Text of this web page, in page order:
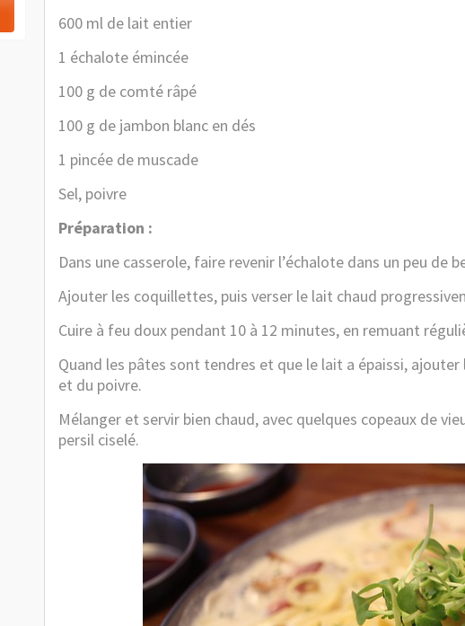
600 ml de lait entier
1 échalote émincée
100 g de comté râpé
100 g de jambon blanc en dés
1 pincée de muscade
Sel, poivre
Préparation :
Dans une casserole, faire revenir l’échalote dans un peu de
Ajouter les coquillettes, puis verser le lait chaud
Cuire à feu doux pendant 10 à 12 minutes, en remuant
Quand les pâtes sont tendres et que le lait a épaissi,
et du poivre.
Mélanger et servir bien chaud, avec quelques copeaux de
persil ciselé.